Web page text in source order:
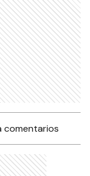
comentarios